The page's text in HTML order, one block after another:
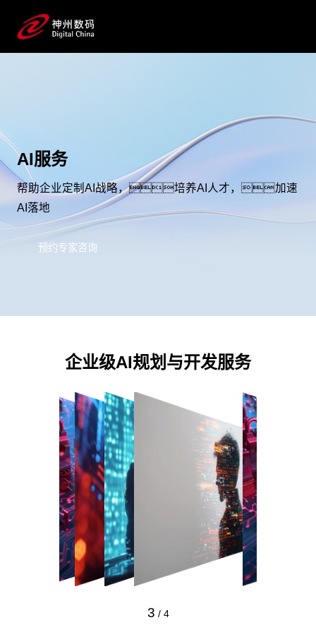
AI服务
帮助企业定制AI战略，培养AI人才，加速
AI落地
预约专家咨询
企业级AI规划与开发服务
3 / 4